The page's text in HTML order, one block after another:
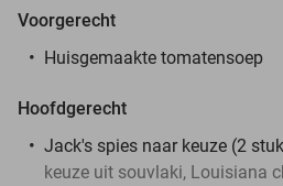
Voorgerecht
Huisgemaakte tomatensoep
Hoofdgerecht
Jack's spies naar keuze (2
keuze uit souvlaki, Louisiana